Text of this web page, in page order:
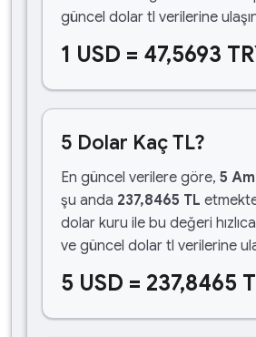
güncel dolar tl verilerine
1 USD = 47,5693
5 Dolar Kaç TL?
En güncel verilere göre, 5
şu anda 237,8465 TL
dolar kuru ile bu değeri
ve güncel dolar tl verilerine
5 USD = 237,8465